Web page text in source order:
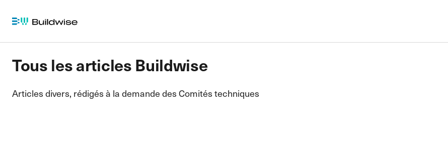
Tous les articles Buildwise
Articles divers, rédigés à la demande des Comités techniques